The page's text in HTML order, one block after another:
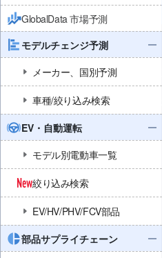
GlobalData 市場予測
モデルチェンジ予測
メーカー、国別予測
車種/絞り込み検索
EV・自動運転
モデル別電動車一覧
絞り込み検索
EV/HV/PHV/FCV部品
部品サプライチェーン